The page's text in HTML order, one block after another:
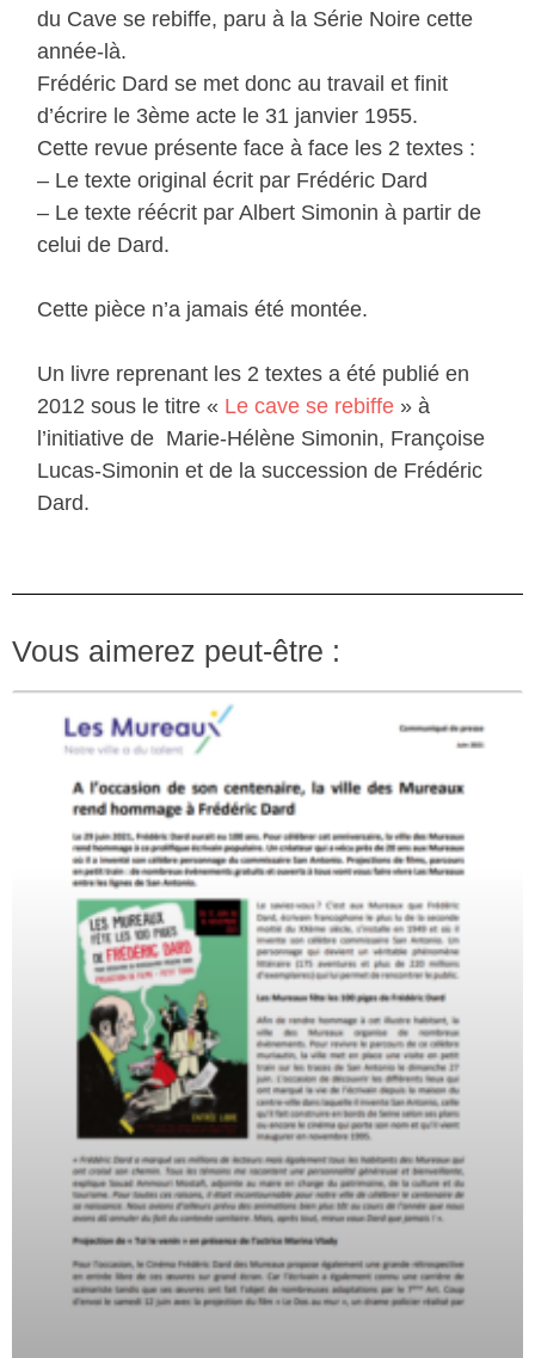
du Cave se rebiffe, paru à la Série Noire cette
année-là.
Frédéric Dard se met donc au travail et finit
d’écrire le 3ème acte le 31 janvier 1955.
Cette revue présente face à face les 2 textes :
– Le texte original écrit par Frédéric Dard
– Le texte réécrit par Albert Simonin à partir de
celui de Dard.
Cette pièce n’a jamais été montée.
Un livre reprenant les 2 textes a été publié en
2012 sous le titre « Le cave se rebiffe » à
l’initiative de Marie-Hélène Simonin, Françoise
Lucas-Simonin et de la succession de Frédéric
Dard.
Vous aimerez peut-être :